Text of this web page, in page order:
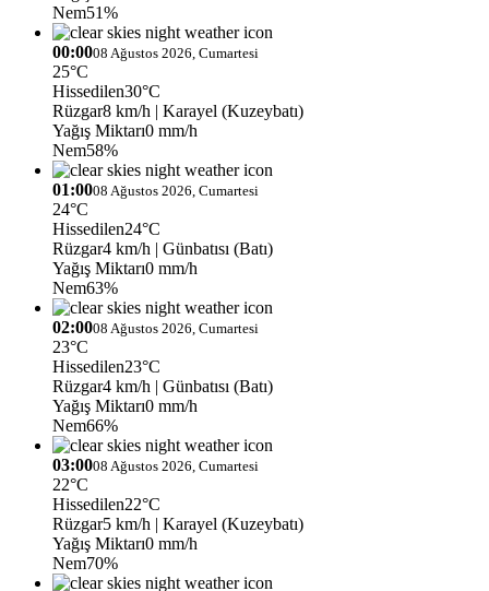
Nem51%
00:0008 Ağustos 2026, Cumartesi
25°C
Hissedilen30°C
Rüzgar8 km/h | Karayel (Kuzeybatı)
Yağış Miktarı0 mm/h
Nem58%
01:0008 Ağustos 2026, Cumartesi
24°C
Hissedilen24°C
Rüzgar4 km/h | Günbatısı (Batı)
Yağış Miktarı0 mm/h
Nem63%
02:0008 Ağustos 2026, Cumartesi
23°C
Hissedilen23°C
Rüzgar4 km/h | Günbatısı (Batı)
Yağış Miktarı0 mm/h
Nem66%
03:0008 Ağustos 2026, Cumartesi
22°C
Hissedilen22°C
Rüzgar5 km/h | Karayel (Kuzeybatı)
Yağış Miktarı0 mm/h
Nem70%